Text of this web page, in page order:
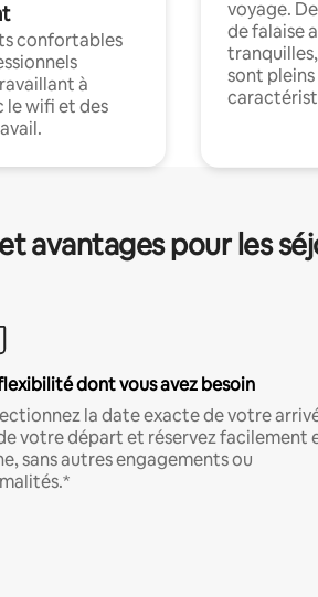
confortables
à
le wifi et des
voyage.
de falaise
sont
avantages pour les
dont vous avez besoin
la date exacte de votre
votre départ et réservez facilement
sans autres engagements ou